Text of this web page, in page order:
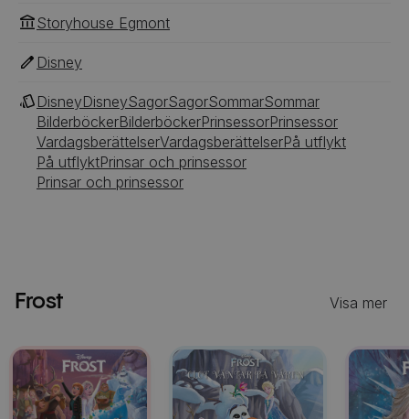
Storyhouse Egmont
Disney
DisneyDisneySagorSagorSommarSommar
BilderböckerBilderböckerPrinsessorPrinsessor
VardagsberättelserVardagsberättelserPå utflykt
På utflyktPrinsar och prinsessor
Prinsar och prinsessor
Frost Visa mer